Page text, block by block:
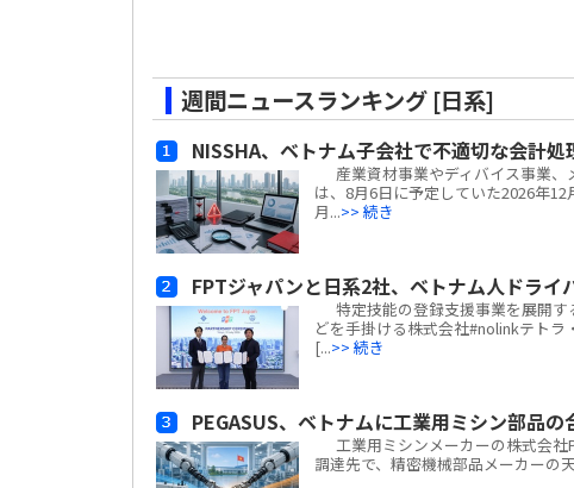
週間ニュースランキング [日系]
NISSHA、ベトナム子会社で不適切な会計
産業資材事業やディバイス事業、
は、8月6日に予定していた2026年
月...>> 続き
FPTジャパンと日系2社、ベトナム人ドライ
特定技能の登録支援事業を展開す
どを手掛ける株式会社#nolinkテトラ
[...>> 続き
PEGASUS、ベトナムに工業用ミシン部品
工業用ミシンメーカーの株式会社
調達先で、精密機械部品メーカーの